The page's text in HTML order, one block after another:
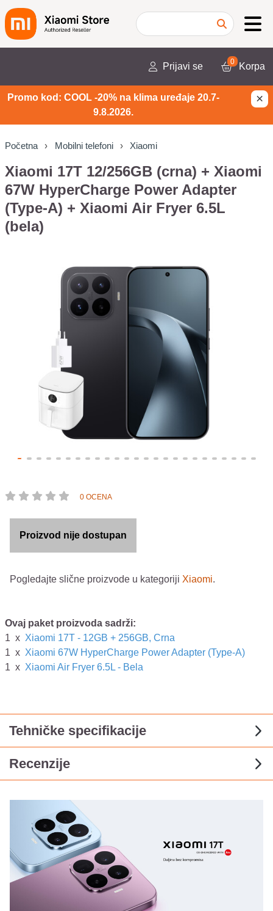
Prijavi se 0 Korpa
Promo kod: COOL -20% na klima uređaje 20.7-
9.8.2026.
×
Početna Mobilni telefoni Xiaomi
Xiaomi 17T 12/256GB (crna) + Xiaomi
67W HyperCharge Power Adapter
(Type-A) + Xiaomi Air Fryer 6.5L
(bela)
0 OCENA
Proizvod nije dostupan
Pogledajte slične proizvode u kategoriji Xiaomi.
Ovaj paket proizvoda sadrži:
1 x Xiaomi 17T - 12GB + 256GB, Crna
1 x Xiaomi 67W HyperCharge Power Adapter (Type-A)
1 x Xiaomi Air Fryer 6.5L - Bela
Tehničke specifikacije
Recenzije